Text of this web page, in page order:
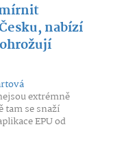
nabízí
extrémně
tam se snaží
EPU od